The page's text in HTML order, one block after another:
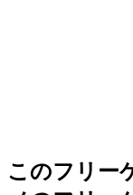
このフリー